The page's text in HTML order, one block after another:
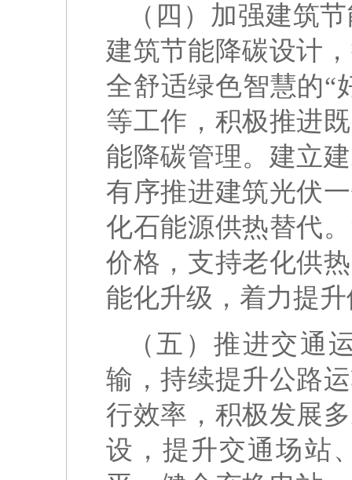
（四）加强建筑
建筑节能降碳设计
全舒适绿色智慧的“
等工作，积极推进
能降碳管理。建立
有序推进建筑光伏
化石能源供热替代
价格，支持老化供
能化升级，着力提
（五）推进交通
输，持续提升公路
行效率，积极发展
设，提升交通场站